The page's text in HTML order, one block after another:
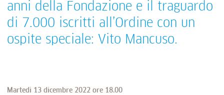
anni della Fondazione e il traguardo
di 7.000 iscritti all’Ordine con un
ospite speciale: Vito Mancuso.
Martedì 13 dicembre 2022 ore 18.00